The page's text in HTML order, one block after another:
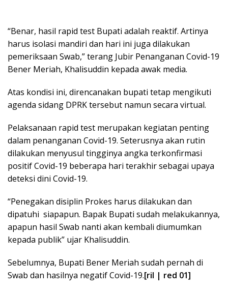
“Benar, hasil rapid test Bupati adalah reaktif. Artinya
harus isolasi mandiri dan hari ini juga dilakukan
pemeriksaan Swab,” terang Jubir Penanganan Covid-19
Bener Meriah, Khalisuddin kepada awak media.
Atas kondisi ini, direncanakan bupati tetap mengikuti
agenda sidang DPRK tersebut namun secara virtual.
Pelaksanaan rapid test merupakan kegiatan penting
dalam penanganan Covid-19. Seterusnya akan rutin
dilakukan menyusul tingginya angka terkonfirmasi
positif Covid-19 beberapa hari terakhir sebagai upaya
deteksi dini Covid-19.
“Penegakan disiplin Prokes harus dilakukan dan
dipatuhi siapapun. Bapak Bupati sudah melakukannya,
apapun hasil Swab nanti akan kembali diumumkan
kepada publik” ujar Khalisuddin.
Sebelumnya, Bupati Bener Meriah sudah pernah di
Swab dan hasilnya negatif Covid-19.[ril | red 01]